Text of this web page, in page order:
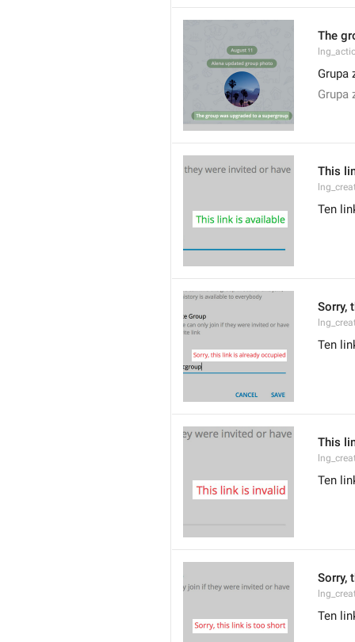
The
Grupa
Grupa
This
Ten
Sorry,
Ten
This
Ten
Sorry,
Ten